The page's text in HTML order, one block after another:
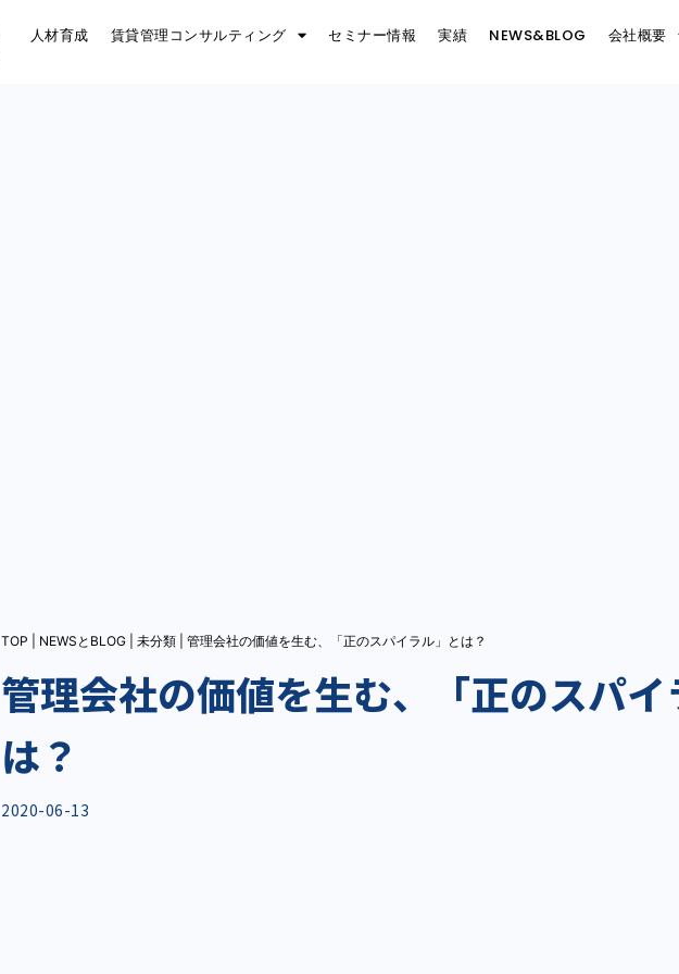
人材育成 賃貸管理コンサルティング セミナー情報 実績 NEWS&BLOG 会社概要
TOP NEWSとBLOG 未分類 管理会社の価値を生む、「正のスパイラル」とは？
管理会社の価値を生む、「正のスパ
は？
2020-06-13